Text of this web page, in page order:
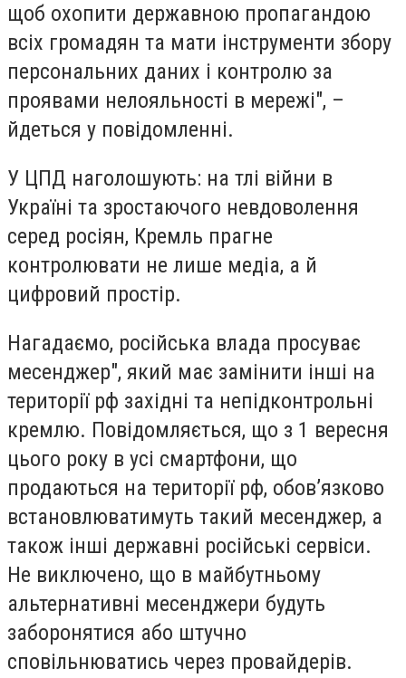
щоб охопити державною пропагандою
всіх громадян та мати інструменти збору
персональних даних і контролю за
проявами нелояльності в мережі", –
йдеться у повідомленні.
У ЦПД наголошують: на тлі війни в
Україні та зростаючого невдоволення
серед росіян, Кремль прагне
контролювати не лише медіа, а й
цифровий простір.
Нагадаємо, російська влада просуває
месенджер", який має замінити інші на
території рф західні та непідконтрольні
кремлю. Повідомляється, що з 1 вересня
цього року в усі смартфони, що
продаються на території рф, обов’язково
встановлюватимуть такий месенджер, а
також інші державні російські сервіси.
Не виключено, що в майбутньому
альтернативні месенджери будуть
заборонятися або штучно
сповільнюватись через провайдерів.